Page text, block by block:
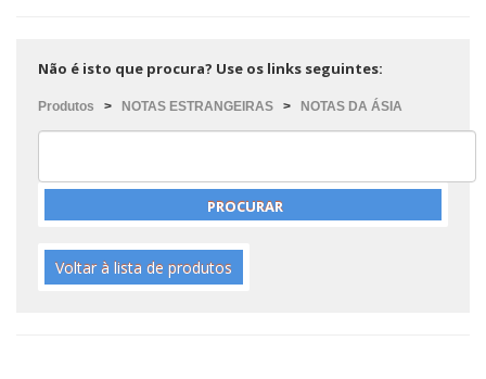
Não é isto que procura? Use os links seguintes:
Produtos > NOTAS ESTRANGEIRAS > NOTAS DA ÁSIA
Voltar à lista de produtos